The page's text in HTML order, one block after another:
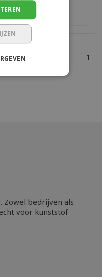
1
Zowel bedrijven als
voor kunststof